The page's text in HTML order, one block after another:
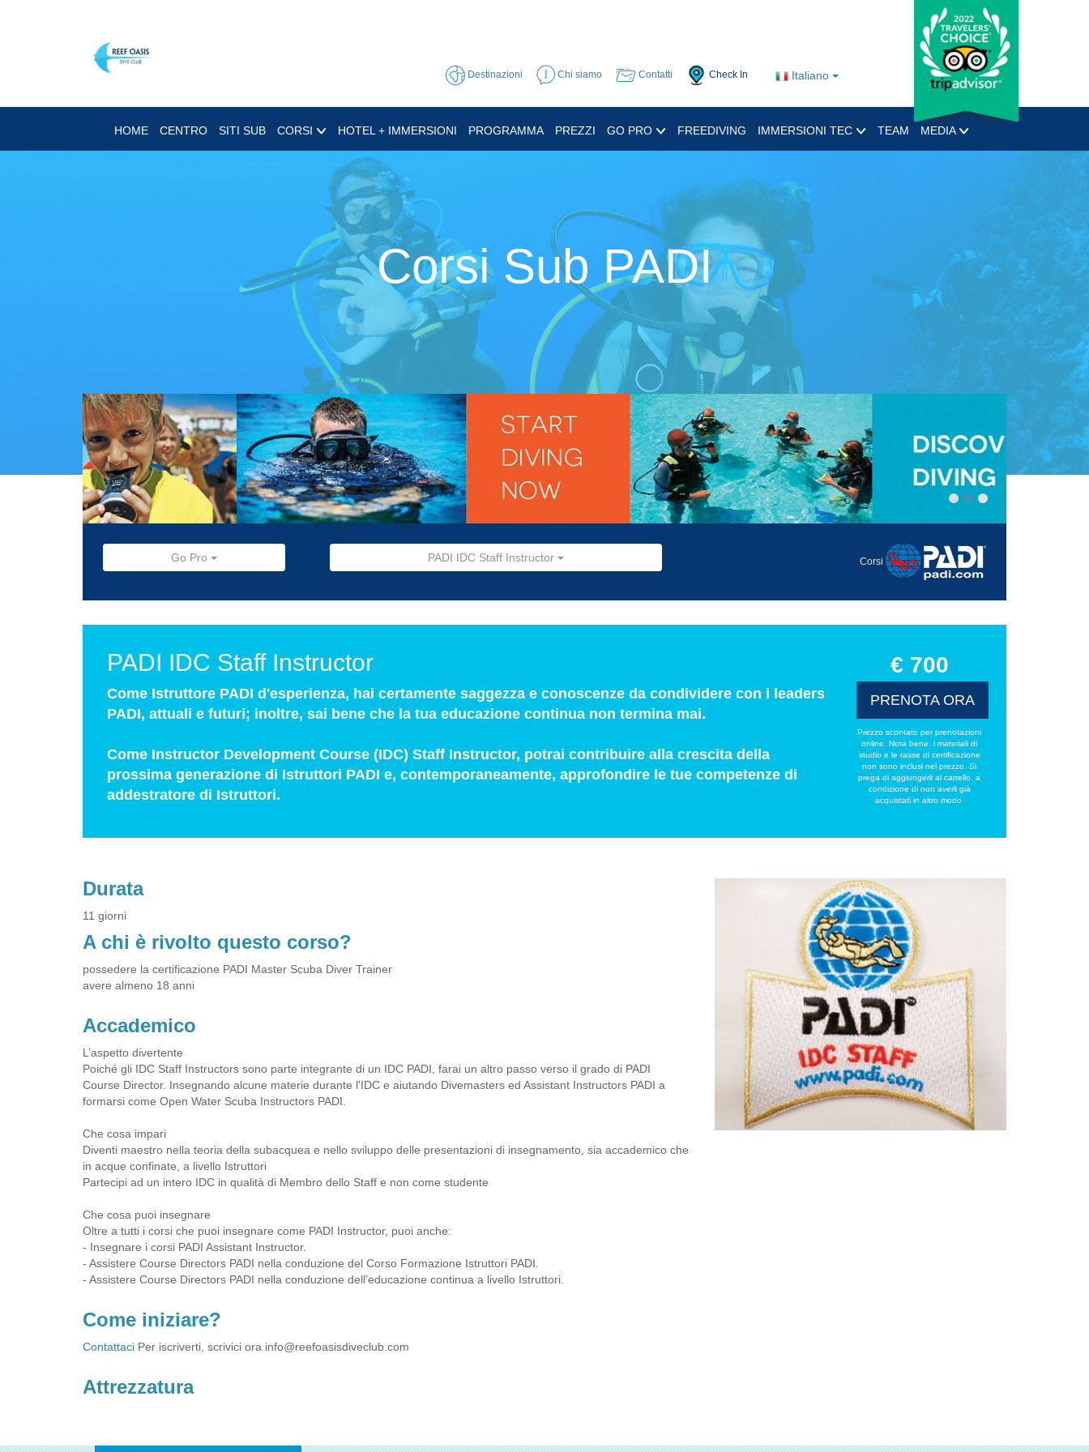
Italiano
Destinazioni Chi siamo Contatti Check In
HOME CENTRO SITI SUB CORSI HOTEL + IMMERSIONI PROGRAMMA PREZZI GO PRO FREEDIVING IMMERSIONI TEC TEAM MEDIA
Corsi Sub PADI
Go Pro PADI IDC Staff Instructor Corsi
PADI IDC Staff Instructor
Come Istruttore PADI d'esperienza, hai certamente saggezza e conoscenze da condividere con i leaders
PADI, attuali e futuri; inoltre, sai bene che la tua educazione continua non termina mai.
Come Instructor Development Course (IDC) Staff Instructor, potrai contribuire alla crescita della
prossima generazione di Istruttori PADI e, contemporaneamente, approfondire le tue competenze di
addestratore di Istruttori.
€ 700
PRENOTA ORA
Prezzo scontato per prenotazioni
online. Nota bene: i materiali di
studio e le tasse di certificazione
non sono inclusi nel prezzo. Si
prega di aggiungerli al carrello, a
condizione di non averli già
acquistati in altro modo.
Durata
11 giorni
A chi è rivolto questo corso?
possedere la certificazione PADI Master Scuba Diver Trainer
avere almeno 18 anni
Accademico
L’aspetto divertente
Poiché gli IDC Staff Instructors sono parte integrante di un IDC PADI, farai un altro passo verso il grado di PADI
Course Director. Insegnando alcune materie durante l'IDC e aiutando Divemasters ed Assistant Instructors PADI a
formarsi come Open Water Scuba Instructors PADI.
Che cosa impari
Diventi maestro nella teoria della subacquea e nello sviluppo delle presentazioni di insegnamento, sia accademico che
in acque confinate, a livello Istruttori
Partecipi ad un intero IDC in qualità di Membro dello Staff e non come studente
Che cosa puoi insegnare
Oltre a tutti i corsi che puoi insegnare come PADI Instructor, puoi anche:
- Insegnare i corsi PADI Assistant Instructor.
- Assistere Course Directors PADI nella conduzione del Corso Formazione Istruttori PADI.
- Assistere Course Directors PADI nella conduzione dell’educazione continua a livello Istruttori.
Come iniziare?
Contattaci Per iscriverti, scrivici ora info@reefoasisdiveclub.com
Attrezzatura